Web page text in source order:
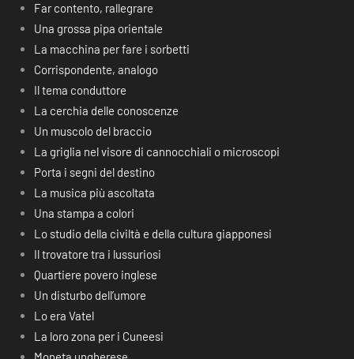
Far contento, rallegrare
Una grossa pipa orientale
La macchina per fare i sorbetti
Corrispondente, analogo
Il tema conduttore
La cerchia delle conoscenze
Un muscolo del braccio
La griglia nel visore di cannocchiali o microscopi
Porta i segni del destino
La musica più ascoltata
Una stampa a colori
Lo studio della civiltà e della cultura giapponesi
Il trovatore tra i lussuriosi
Quartiere povero inglese
Un disturbo dell’umore
Lo era Vatel
La loro zona per i Cuneesi